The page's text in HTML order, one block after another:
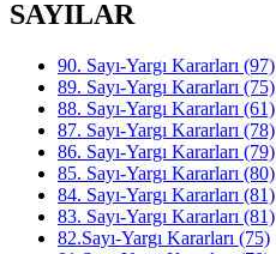
SAYILAR
90. Sayı-Yargı Kararları (97)
89. Sayı-Yargı Kararları (75)
88. Sayı-Yargı Kararları (61)
87. Sayı-Yargı Kararları (78)
86. Sayı-Yargı Kararları (79)
85. Sayı-Yargı Kararları (80)
84. Sayı-Yargı Kararları (81)
83. Sayı-Yargı Kararları (81)
82.Sayı-Yargı Kararları (75)